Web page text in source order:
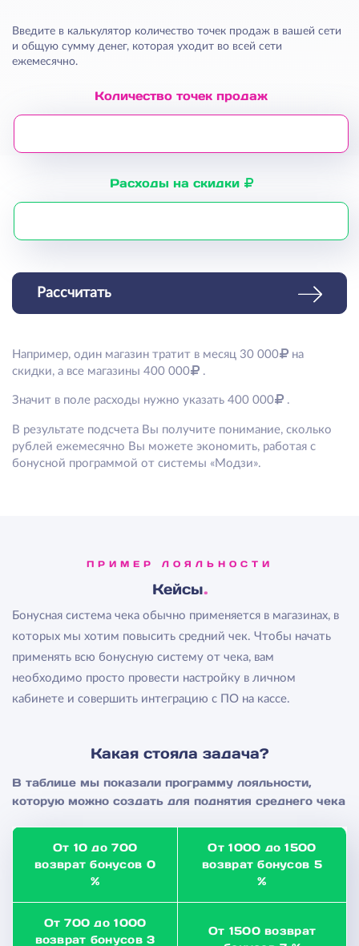
Количество точек продаж
Расходы на скидки
Введите в калькулятор количество точек продаж в вашей сети
и общую сумму денег, которая уходит во всей сети
ежемесячно.
Рассчитать
Например, один магазин тратит в месяц 30 000
на
скидки, а все магазины 400 000
.
Значит в поле расходы нужно указать 400 000 .
В результате подсчета Вы получите понимание, сколько
рублей ежемесячно Вы можете экономить, работая с
бонусной программой от системы «Модзи».
ПРИМЕР ЛОЯЛЬНОСТИ
Кейсы
Бонусная система чека обычно применяется в магазинах, в
которых мы хотим повысить средний чек. Чтобы начать
применять всю бонусную систему от чека, вам
необходимо просто провести настройку в личном
кабинете и совершить интеграцию с ПО на кассе.
Какая стояла задача?
В таблице мы показали программу лояльности,
которую можно создать для поднятия среднего чека
От 10 до 700
возврат бонусов 0
%
От 1000 до 1500
возврат бонусов 5
%
От 700 до 1000
возврат бонусов 3
От 1500 возврат